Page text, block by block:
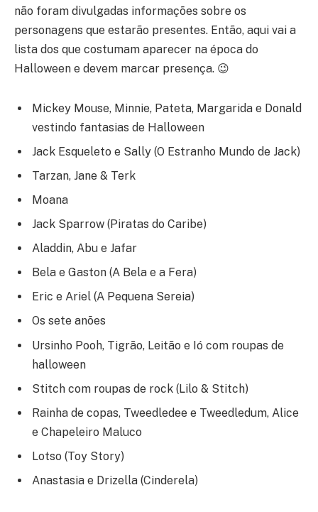
não foram divulgadas informações sobre os
personagens que estarão presentes. Então, aqui vai a
lista dos que costumam aparecer na época do
Halloween e devem marcar presença. 😉
Mickey Mouse, Minnie, Pateta, Margarida e Donald
vestindo fantasias de Halloween
Jack Esqueleto e Sally (O Estranho Mundo de Jack)
Tarzan, Jane & Terk
Moana
Jack Sparrow (Piratas do Caribe)
Aladdin, Abu e Jafar
Bela e Gaston (A Bela e a Fera)
Eric e Ariel (A Pequena Sereia)
Os sete anões
Ursinho Pooh, Tigrão, Leitão e Ió com roupas de
halloween
Stitch com roupas de rock (Lilo & Stitch)
Rainha de copas, Tweedledee e Tweedledum, Alice
e Chapeleiro Maluco
Lotso (Toy Story)
Anastasia e Drizella (Cinderela)